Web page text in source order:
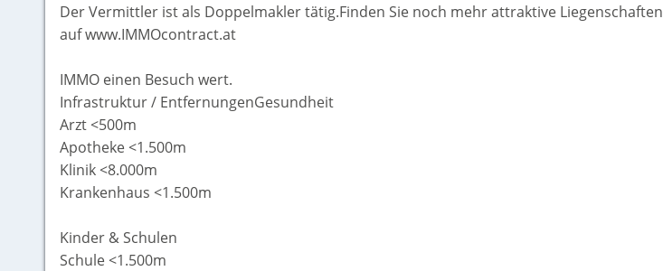
Der Vermittler ist als Doppelmakler tätig.Finden Sie noch mehr attraktive Liegenschaften
auf www.IMMOcontract.at
IMMO einen Besuch wert.
Infrastruktur / EntfernungenGesundheit
Arzt <500m
Apotheke <1.500m
Klinik <8.000m
Krankenhaus <1.500m
Kinder & Schulen
Schule <1.500m